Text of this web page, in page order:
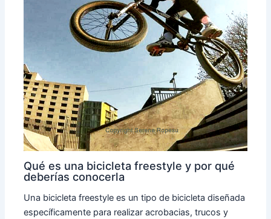
Qué es una bicicleta freestyle y por qué
deberías conocerla
Una bicicleta freestyle es un tipo de bicicleta diseñada
específicamente para realizar acrobacias, trucos y